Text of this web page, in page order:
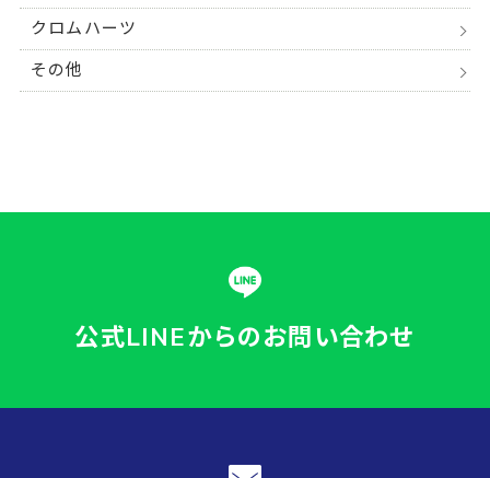
クロムハーツ
その他
公式LINEからのお問い合わせ